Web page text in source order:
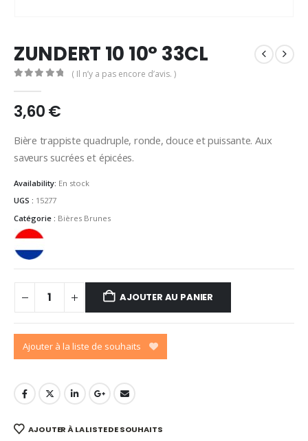
ZUNDERT 10 10° 33CL
( Il n’y a pas encore d’avis. )
3,60€
Bière trappiste quadruple, ronde, douce et puissante. Aux
saveurs sucrées et épicées.
Availability: En stock
UGS : 15277
Catégorie : Bières Brunes
AJOUTER AU PANIER
Ajouter à la liste de souhaits
AJOUTER À LA LISTE DE SOUHAITS